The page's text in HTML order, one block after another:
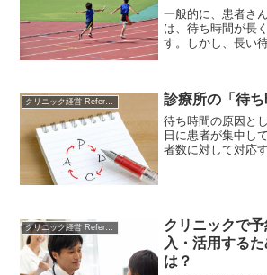
医療の世界にどの
のか考えてみまし
一般的に、患者さ
は、待ち時間が長
す。しかし、長い
間当たりに診療で
加して待ち時間は
急げば患者さんを
ます。このような
レードオフは、果
クリニック経営 References 診療所の「待
待ち時間の原因と
日に患者が集中し
者数に対して対応
の具体的対策を見
クリニックで
入・活用する
は？